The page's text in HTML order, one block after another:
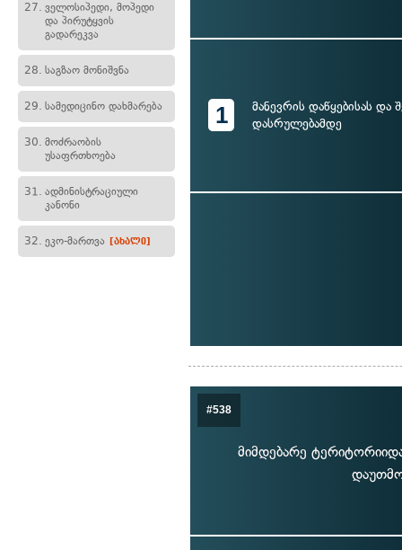
27. ველოსიპედი, მოპედი
და პირუტყვის
გადარეკვა
28. საგზაო მონიშვნა
29. სამედიცინო დახმარება
30. მოძრაობის
უსაფრთხოება
31. ადმინისტრაციული
კანონი
32. ეკო-მართვა [ახალი]
1
მანევრის დაწყებისას და
დასრულებამდე
#538
მიმდებარე